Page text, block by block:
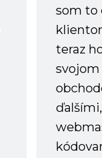
som to
teraz